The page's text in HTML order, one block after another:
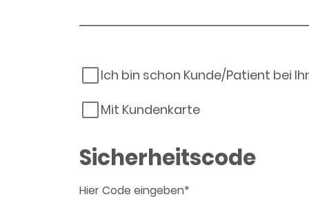
Ich bin schon Kunde/Patient bei
Mit Kundenkarte
Sicherheitscode
Hier Code eingeben*